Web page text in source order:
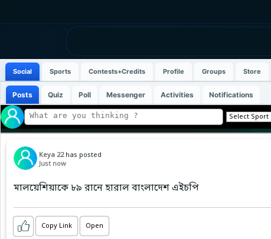
Social Sports Contests+Credits Profile Groups Store
Posts Quiz Poll Messenger Activities Notifications
Keya 22 has posted
Just now
মালয়েশিয়াকে ৮৯ রানে হারাল বাংলাদেশ এইচপি
Copy Link Open